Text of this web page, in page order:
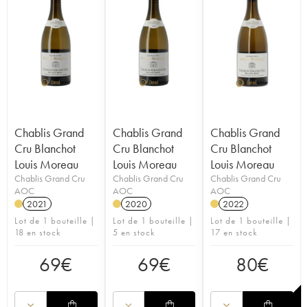
Chablis Grand
Cru Blanchot
Louis Moreau
Chablis Grand Cru
AOC
2021
Lot de 1 bouteille |
18 en stock
69€
Chablis Grand
Cru Blanchot
Louis Moreau
Chablis Grand Cru
AOC
2020
Lot de 1 bouteille |
5 en stock
69€
Chablis Grand
Cru Blanchot
Louis Moreau
Chablis Grand Cru
AOC
2022
Lot de 1 bouteille |
17 en stock
80€